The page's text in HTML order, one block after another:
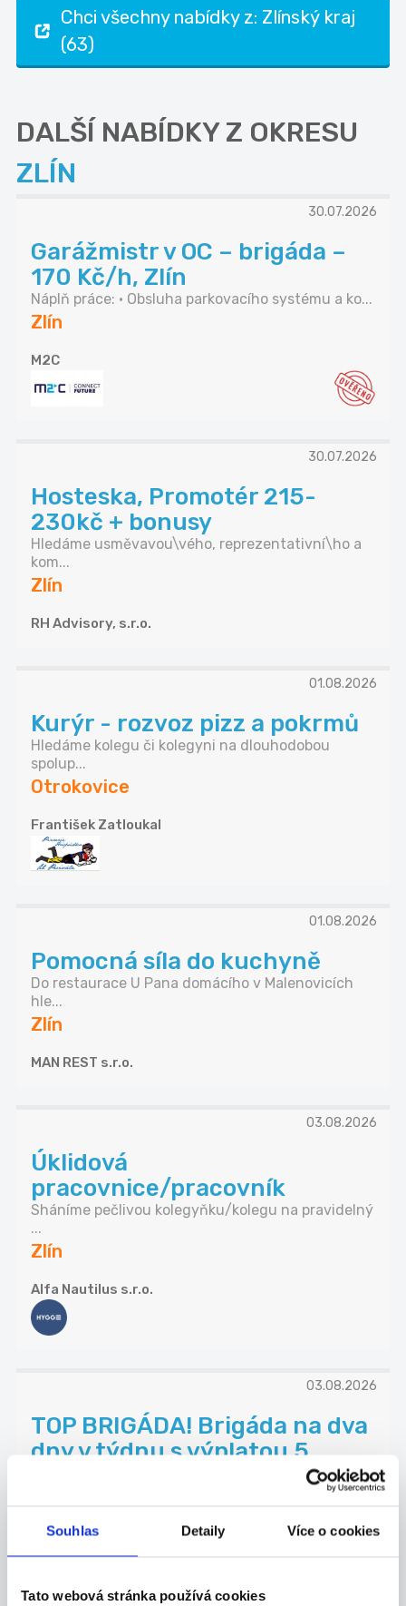
Souhlas Detaily Více o cookies
Tato webová stránka používá cookies
Chci všechny nabídky z: Zlínský kraj
(63)
DALŠÍ NABÍDKY Z OKRESU
ZLÍN
30.07.2026
Garážmistr v OC – brigáda –
170 Kč/h, Zlín
Náplň práce: • Obsluha parkovacího systému a ko...
Zlín
M2C
30.07.2026
Hosteska, Promotér 215-
230kč + bonusy
Hledáme usměvavou\vého, reprezentativní\ho a
kom...
Zlín
RH Advisory, s.r.o.
01.08.2026
Kurýr - rozvoz pizz a pokrmů
Hledáme kolegu či kolegyni na dlouhodobou
spolup...
Otrokovice
František Zatloukal
01.08.2026
Pomocná síla do kuchyně
Do restaurace U Pana domácího v Malenovicích
hle...
Zlín
MAN REST s.r.o.
03.08.2026
Úklidová
pracovnice/pracovník
Sháníme pečlivou kolegyňku/kolegu na pravidelný
...
Zlín
Alfa Nautilus s.r.o.
03.08.2026
TOP BRIGÁDA! Brigáda na dva
dny v týdnu s výplatou 5 ...
Hledáte stabilní přivýdělek na dlouhodobou
Jan Fuksa